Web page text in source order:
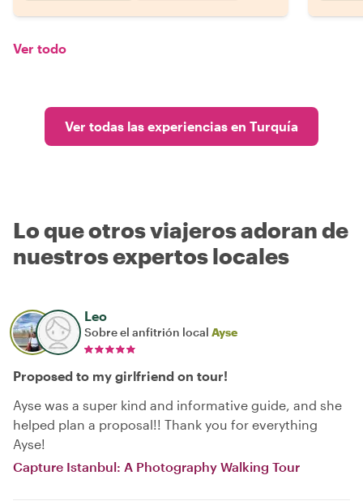
Ver todo
Ver todas las experiencias en Turquía
Lo que otros viajeros adoran de
nuestros expertos locales
Leo
Sobre el anfitrión local Ayse
Proposed to my girlfriend on tour!
Ayse was a super kind and informative guide, and she
helped plan a proposal!! Thank you for everything
Ayse!
Capture Istanbul: A Photography Walking Tour